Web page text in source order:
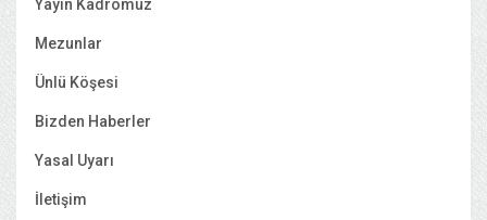
Yayın Kadromuz
Mezunlar
Ünlü Köşesi
Bizden Haberler
Yasal Uyarı
İletişim